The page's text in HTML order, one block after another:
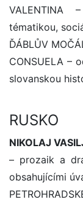
VALENTINA
tématikou,
ĎÁBLŮV
CONSUELA –
slovanskou
RUSKO
NIKOLAJ
– prozaik a
obsahujícími